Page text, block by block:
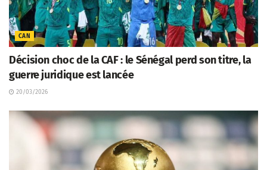
CAN
Décision choc de la CAF : le Sénégal perd son titre, la
guerre juridique est lancée
20/03/2026